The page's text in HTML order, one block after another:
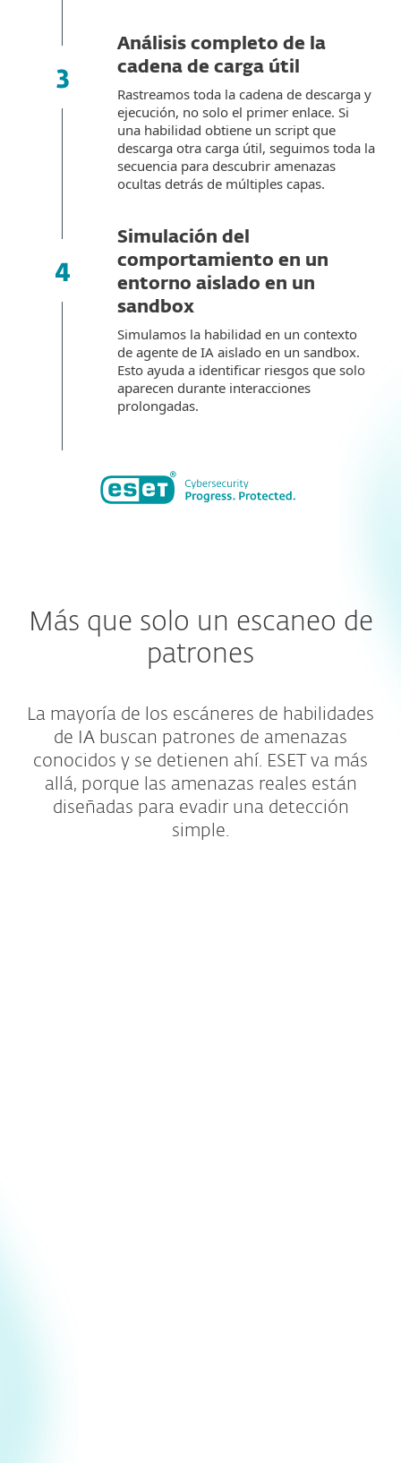
Análisis completo de la
cadena de carga útil
Rastreamos toda la cadena de descarga y
ejecución, no solo el primer enlace. Si
una habilidad obtiene un script que
descarga otra carga útil, seguimos toda la
secuencia para descubrir amenazas
ocultas detrás de múltiples capas.
Simulación del
comportamiento en un
entorno aislado en un
sandbox
Simulamos la habilidad en un contexto
de agente de IA aislado en un sandbox.
Esto ayuda a identificar riesgos que solo
aparecen durante interacciones
prolongadas.
Más que solo un escaneo de
patrones
La mayoría de los escáneres de habilidades
de IA buscan patrones de amenazas
conocidos y se detienen ahí. ESET va más
allá, porque las amenazas reales están
diseñadas para evadir una detección
simple.